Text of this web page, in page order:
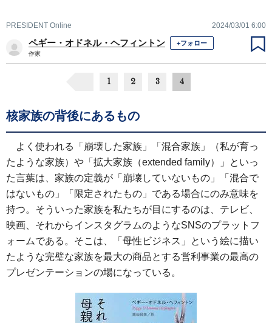
PRESIDENT Online 2024/03/01 6:00
ペギー・オドネル・ヘフィントン +フォロー
作家
1 2 3 4
核家族の背後にあるもの
よく使われる「崩壊した家族」「混合家族」（私が育っ
たような家族）や「拡大家族（extended family）」といっ
た言葉は、家族の定義が「崩壊していないもの」「混合で
はないもの」「限定されたもの」である場合にのみ意味を
持つ。そういった家族を私たちが目にするのは、テレビ、
映画、それからインスタグラムのようなSNSのプラットフ
ォームである。そこは、「母性ビジネス」という絵に描い
たような完璧な家族を最大の商品とする営利事業の最高の
プレゼンテーションの場になっている。